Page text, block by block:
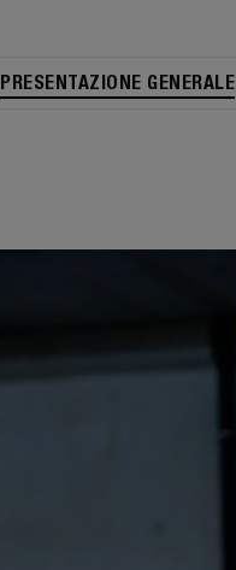
PRESENTAZIONE GENERALE